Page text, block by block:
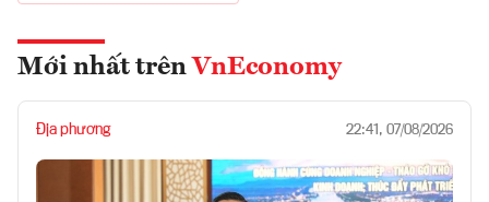
Mới nhất trên VnEconomy
Địa phương 22:41, 07/08/2026